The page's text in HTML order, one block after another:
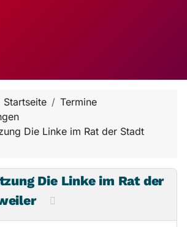
Startseite
Termine
Die Linke im Rat der Stadt
Die Linke im Rat der